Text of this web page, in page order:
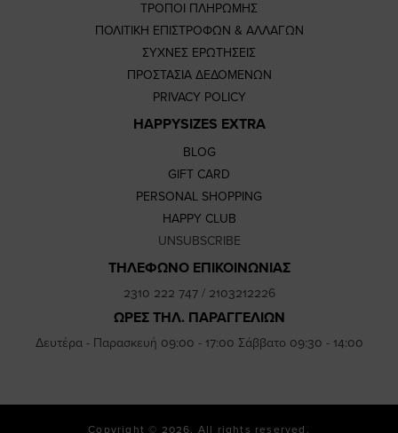
ΤΡΟΠΟΙ ΠΛΗΡΩΜΗΣ
ΠΟΛΙΤΙΚΗ ΕΠΙΣΤΡΟΦΩΝ & ΑΛΛΑΓΩΝ
ΣΥΧΝΕΣ ΕΡΩΤΗΣΕΙΣ
ΠΡΟΣΤΑΣΙΑ ΔΕΔΟΜΕΝΩΝ
PRIVACY POLICY
HAPPYSIZES EXTRA
BLOG
GIFT CARD
PERSONAL SHOPPING
HAPPY CLUB
UNSUBSCRIBE
ΤΗΛΕΦΩΝΟ ΕΠΙΚΟΙΝΩΝΙΑΣ
2310 222 747/ 2103212226
ΩΡΕΣ ΤΗΛ. ΠΑΡΑΓΓΕΛΙΩΝ
Δευτέρα - Παρασκευή 09:00 - 17:00 Σάββατο 09:30 - 14:00
Copyright © 2026. All rights reserved.